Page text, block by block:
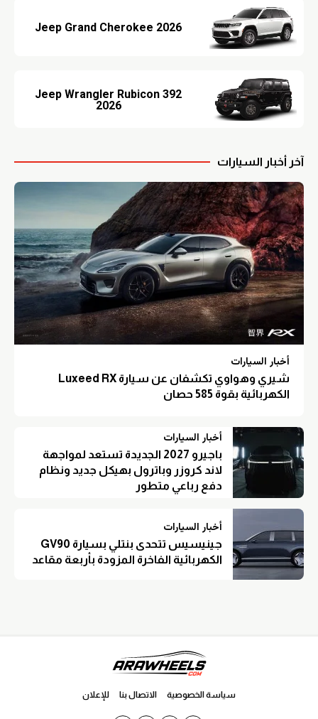
Jeep Grand Cherokee 2026
Jeep Wrangler Rubicon 392
2026
آخر أخبار السيارات
أخبار السيارات
شيري وهواوي تكشفان عن سيارة Luxeed RX
الكهربائية بقوة 585 حصان
أخبار السيارات
باجيرو 2027 الجديدة تستعد لمواجهة
لاند كروزر وباترول بهيكل جديد ونظام
دفع رباعي متطور
أخبار السيارات
جينيسيس تتحدى بنتلي بسيارة GV90
الكهربائية الفاخرة المزودة بأربعة مقاعد
سياسة الخصوصية الاتصال بنا للإعلان